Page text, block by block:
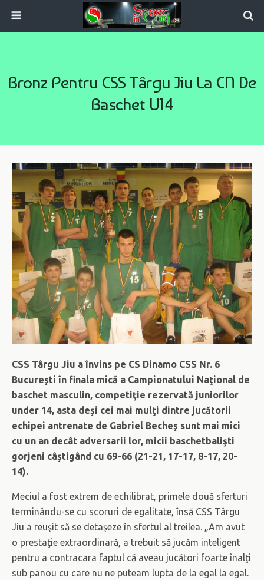
Bronz Pentru CSS Târgu Jiu La CN De
Baschet U14
CSS Târgu Jiu a învins pe CS Dinamo CSS Nr. 6
Bucureşti în finala mică a Campionatului Naţional de
baschet masculin, competiţie rezervată juniorilor
under 14, asta deşi cei mai mulţi dintre jucătorii
echipei antrenate de Gabriel Becheş sunt mai mici
cu un an decât adversarii lor, micii baschetbalişti
gorjeni câştigând cu 69-66 (21-21, 17-17, 8-17, 20-
14).
Meciul a fost extrem de echilibrat, primele două sferturi
terminându-se cu scoruri de egalitate, însă CSS Târgu
Jiu a reuşit să se detaşeze în sfertul al treilea. „Am avut
o prestaţie extraordinară, a trebuit să jucăm inteligent
pentru a contracara faptul că aveau jucători foarte înalţi
sub panou cu care nu ne puteam lupta de la egal la egal.